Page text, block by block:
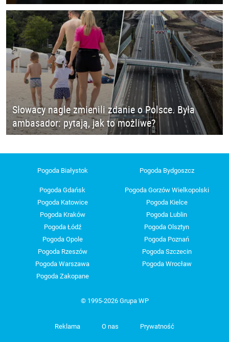
Słowacy nagle zmienili zdanie o Polsce. Była
ambasador: pytają, jak to możliwe?
Pogoda Białystok Pogoda Bydgoszcz
Pogoda Gdańsk
Pogoda Gorzów Wielkopolski
Pogoda Katowice
Pogoda Kielce
Pogoda Kraków
Pogoda Lublin
Pogoda Łódź
Pogoda Olsztyn
Pogoda Opole
Pogoda Poznań
Pogoda Rzeszów
Pogoda Szczecin
Pogoda Warszawa
Pogoda Wrocław
Pogoda Zakopane
© 1995-2026 Grupa WP
Reklama O nas Prywatność